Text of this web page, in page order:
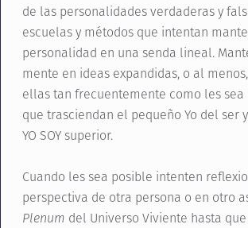
de las personalidades verdaderas y
escuelas y métodos que intentan
personalidad en una senda lineal.
mente en ideas expandidas, o al
ellas tan frecuentemente como les sea
que trasciendan el pequeño Yo del ser
YO SOY superior.
Cuando les sea posible intenten
perspectiva de otra persona o en otro
Plenum del Universo Viviente hasta